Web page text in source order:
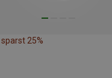
sparst 25%